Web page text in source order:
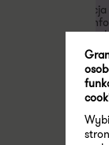
Niniejsza
jednak niektóre
związku z tym
mają charakter
powinny zastąpić
powyższego
jakiekolwiek
zaniechanych na
zainteresowani
poruszonych w
kontaktu i